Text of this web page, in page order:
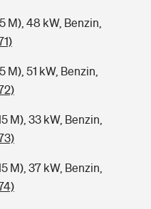
M), 48 kW, Benzin,
M), 51 kW, Benzin,
M), 33 kW, Benzin,
M), 37 kW, Benzin,